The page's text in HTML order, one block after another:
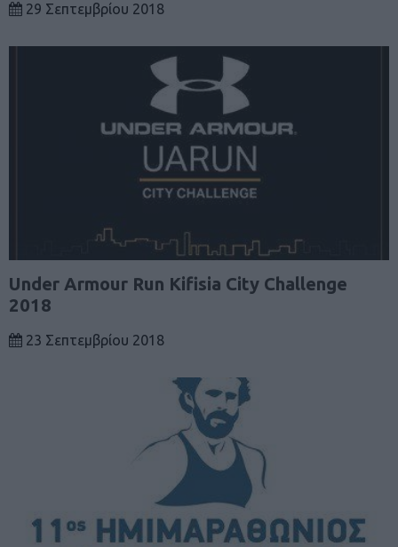
29 Σεπτεμβρίου 2018
Under Armour Run Kifisia City Challenge
2018
23 Σεπτεμβρίου 2018